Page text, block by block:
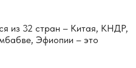
из 32 стран – Китая, КНДР,
Эфиопии – это